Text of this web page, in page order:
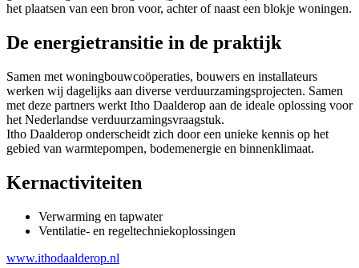
het plaatsen van een bron voor, achter of naast een blokje woningen.
De energietransitie in de praktijk
Samen met woningbouwcoöperaties, bouwers en installateurs
werken wij dagelijks aan diverse verduurzamingsprojecten. Samen
met deze partners werkt Itho Daalderop aan de ideale oplossing voor
het Nederlandse verduurzamingsvraagstuk.
Itho Daalderop onderscheidt zich door een unieke kennis op het
gebied van warmtepompen, bodemenergie en binnenklimaat.
Kernactiviteiten
Verwarming en tapwater
Ventilatie- en regeltechniekoplossingen
www.ithodaalderop.nl